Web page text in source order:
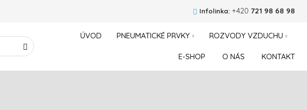
Infolinka: +420 721 98 68 98
Hledat
ÚVOD PNEUMATICKÉ PRVKY ROZVODY VZDUCHU
E-SHOP O NÁS KONTAKT